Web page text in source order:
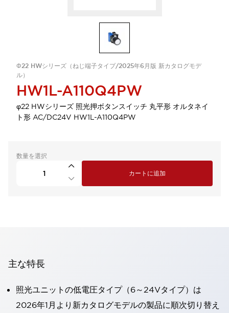
Φ22 HWシリーズ（ねじ端子タイプ/2025年6月版 新カタログモデ
ル）
HW1L-A110Q4PW
φ22 HWシリーズ 照光押ボタンスイッチ 丸平形 オルタネイ
ト形 AC/DC24V HW1L-A110Q4PW
数量を選択
カートに追加
主な特長
照光ユニットの低電圧タイプ（6～24Vタイプ）は
2026年1月より新カタログモデルの製品に順次切り替え